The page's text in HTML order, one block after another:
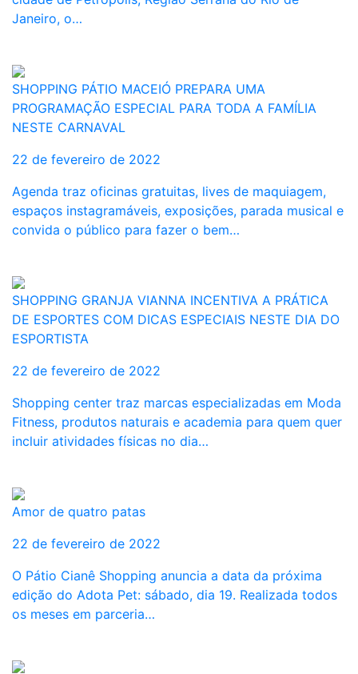
Janeiro, o…
SHOPPING PÁTIO MACEIÓ PREPARA UMA
PROGRAMAÇÃO ESPECIAL PARA TODA A FAMÍLIA
NESTE CARNAVAL
22 de fevereiro de 2022
Agenda traz oficinas gratuitas, lives de maquiagem,
espaços instagramáveis, exposições, parada musical e
convida o público para fazer o bem…
SHOPPING GRANJA VIANNA INCENTIVA A PRÁTICA
DE ESPORTES COM DICAS ESPECIAIS NESTE DIA DO
ESPORTISTA
22 de fevereiro de 2022
Shopping center traz marcas especializadas em Moda
Fitness, produtos naturais e academia para quem quer
incluir atividades físicas no dia…
Amor de quatro patas
22 de fevereiro de 2022
O Pátio Cianê Shopping anuncia a data da próxima
edição do Adota Pet: sábado, dia 19. Realizada todos
os meses em parceria…